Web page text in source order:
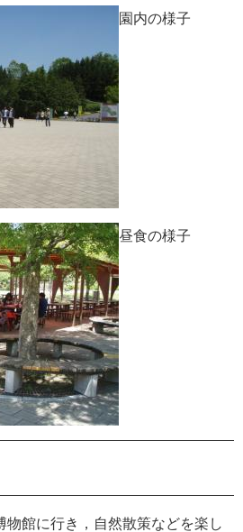
園内の様子
昼食の様子
物館に行き，自然散策などを楽し